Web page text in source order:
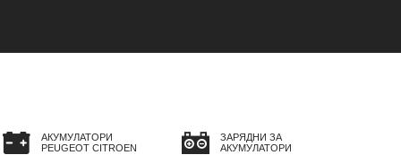
АКУМУЛАТОРИ
PEUGEOT CITROEN
ЗАРЯДНИ ЗА
АКУМУЛАТОРИ